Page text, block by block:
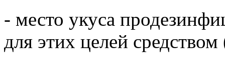
- место укуса
для этих целей